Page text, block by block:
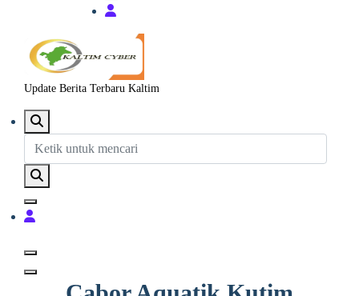
Update Berita Terbaru Kaltim